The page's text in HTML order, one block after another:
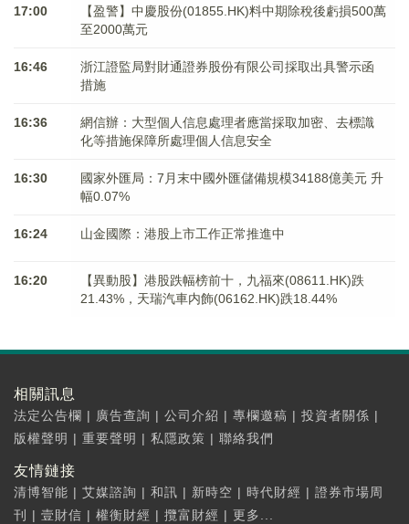
17:00
【盈警】中慶股份(01855.HK)料中期除稅後虧損500萬
至2000萬元
16:46
浙江證監局對財通證券股份有限公司採取出具警示函
措施
16:36
網信辦：大型個人信息處理者應當採取加密、去標識
化等措施保障所處理個人信息安全
16:30
國家外匯局：7月末中國外匯儲備規模34188億美元 升
幅0.07%
16:24 山金國際：港股上市工作正常推進中
16:20
【異動股】港股跌幅榜前十，九福來(08611.HK)跌
21.43%，天瑞汽車内飾(06162.HK)跌18.44%
相關訊息
法定公告欄 | 廣告查詢 | 公司介紹 | 專欄邀稿 | 投資者關係 |
版權聲明 | 重要聲明 | 私隱政策 | 聯絡我們
友情鏈接
清博智能 | 艾媒諮詢 | 和訊 | 新時空 | 時代財經 | 證券市場周
刊
| 壹財信 | 權衡財經 | 攬富財經 | 更多...